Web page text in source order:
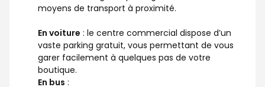
moyens de transport à proximité.
En voiture : le centre commercial dispose d’un
vaste parking gratuit, vous permettant de vous
garer facilement à quelques pas de votre
boutique.
En bus :